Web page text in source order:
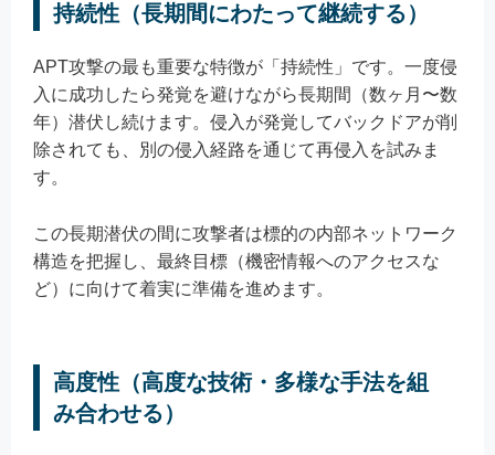
持続性（長期間にわたって継続する）
APT攻撃の最も重要な特徴が「持続性」です。一度侵
入に成功したら発覚を避けながら長期間（数ヶ月〜数
年）潜伏し続けます。侵入が発覚してバックドアが削
除されても、別の侵入経路を通じて再侵入を試みま
す。
この長期潜伏の間に攻撃者は標的の内部ネットワーク
構造を把握し、最終目標（機密情報へのアクセスな
ど）に向けて着実に準備を進めます。
高度性（高度な技術・多様な手法を組
み合わせる）